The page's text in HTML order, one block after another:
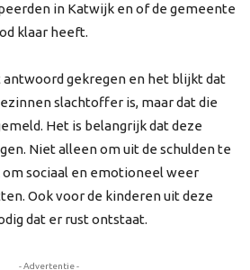
in Katwijk en of de gemeente
klaar heeft.
gekregen en het blijkt dat
slachtoffer is, maar dat die
Het is belangrijk dat deze
Niet alleen om uit de schulden te
sociaal en emotioneel weer
Ook voor de kinderen uit deze
dat er rust ontstaat.
- Advertentie -